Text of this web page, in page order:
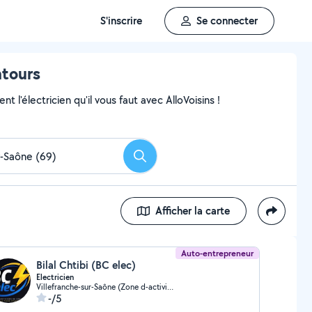
S'inscrire Se connecter
l'électricien qu'il vous faut avec AlloVoisins !
Rechercher
Afficher la carte
Auto-entrepreneur
Bilal Chtibi (BC elec)
Electricien
Villefranche-sur-Saône (Zone d-activite Est 1)
-/5